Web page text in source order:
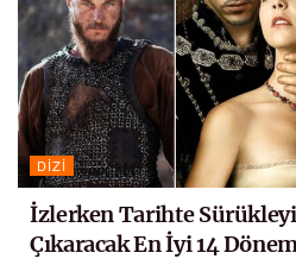
DIZI
İzlerken Tarihte
Çıkaracak En İyi 14